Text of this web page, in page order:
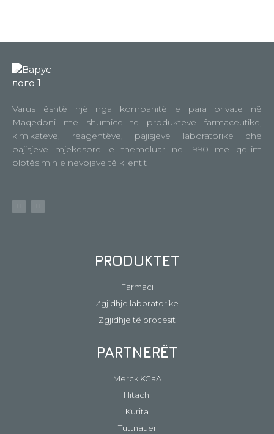
Varus është një nga kompanitë e para private në
Maqedoni me shumicë të produkteve farmaceutike,
kimikateve, reagentëve, pajisjeve laboratorike dhe
pajisjeve mjekësore, e themeluar në 1990 me qëllim
plotësimin e nevojave të klientit
PRODUKTET
Farmaci
Zgjidhje laboratorike
Zgjidhje të procesit
PARTNERËT
Merck KGaA
Hitachi
Kurita
Tuttnauer